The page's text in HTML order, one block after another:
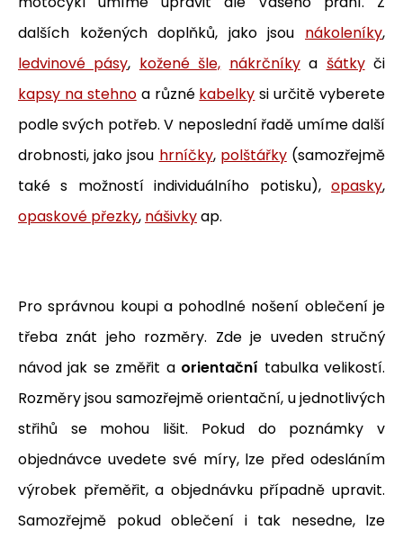
dalších kožených doplňků, jako jsou nákoleníky,
ledvinové pásy, kožené šle, nákrčníkya šátkyči
kapsy na stehnoa různé kabelky si určitě vyberete
podle svých potřeb. V neposlední řadě umíme další
drobnosti, jako jsou hrníčky, polštářky(samozřejmě
také s možností individuálního potisku), opasky,
opaskové přezky, nášivkyap.
Pro správnou koupi a pohodlné nošení oblečení je
třeba znát jeho rozměry. Zde je uveden stručný
návod jak se změřit a orientační tabulka velikostí.
Rozměry jsou samozřejmě orientační, u jednotlivých
střihů se mohou lišit. Pokud do poznámky v
objednávce uvedete své míry, lze před odesláním
výrobek přeměřit, a objednávku případně upravit.
Samozřejmě pokud oblečení i tak nesedne, lze